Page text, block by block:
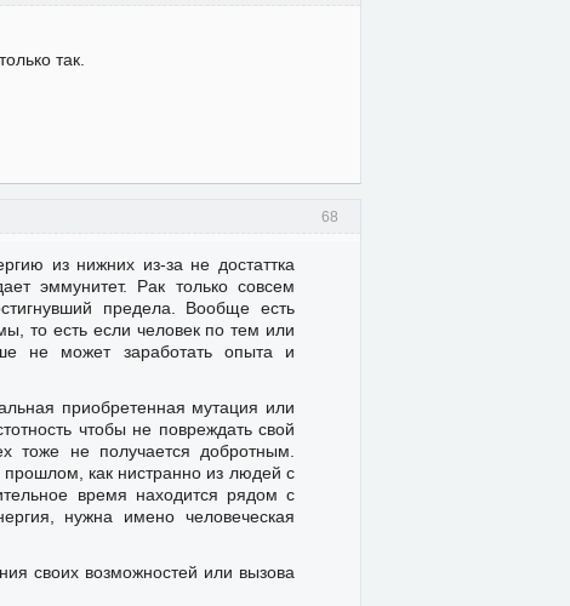
так.
68
из нижних из-за не достаттка
эммунитет. Рак только совсем
предела. Вообще есть
то есть если человек по тем или
не может заработать опыта и
приобретенная мутация или
чтобы не повреждать свой
тоже не получается добротным.
как нистранно из людей с
время находится рядом с
нужна имено человеческая
своих возможностей или вызова